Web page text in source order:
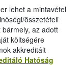
lehet a mintavétel
összetételi
az adott
költségére
akkreditált
Hatóság